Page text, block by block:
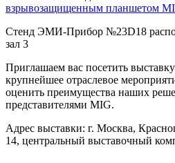
взрывозащищенным планшетом
Стенд ЭМИ-Прибор №23D18
зал 3
Приглашаем вас посетить
крупнейшее отраслевое
оценить преимущества наших
представителями MIG.
Адрес выставки: г. Москва,
14, центральный выставочный